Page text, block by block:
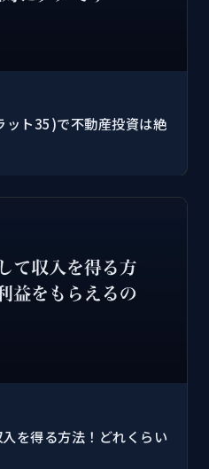
ット35)で不動産投資は絶
を得る方法！どれくらい